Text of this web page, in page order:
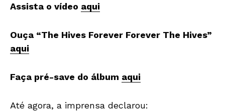
Assista o vídeo aqui
Ouça “The Hives Forever Forever The Hives”
aqui
Faça pré-save do álbum aqui
Até agora, a imprensa declarou: